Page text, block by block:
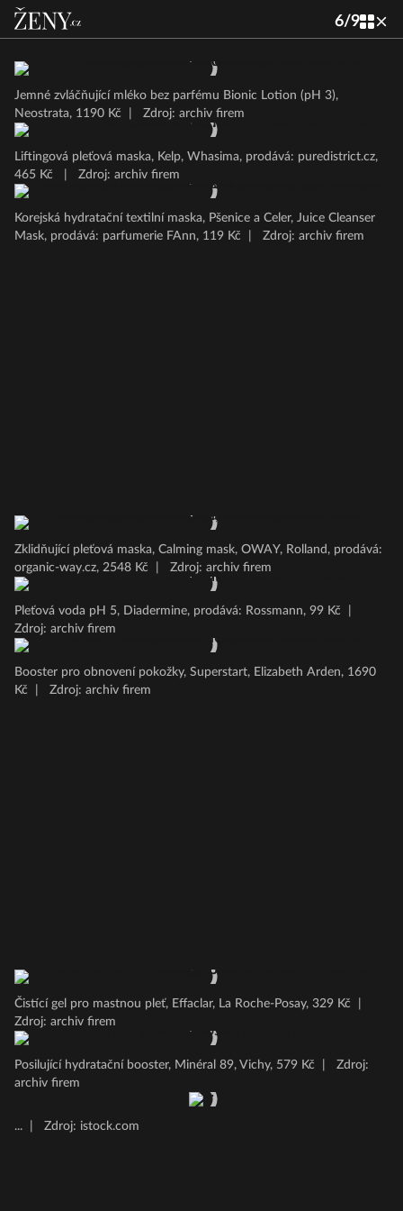
6/9
Jemné zvláčňující mléko bez parfému Bionic Lotion (pH 3),
Neostrata, 1190 Kč
Zdroj: archiv firem
Liftingová pleťová maska, Kelp, Whasima, prodává: puredistrict.cz,
465 Kč
Zdroj: archiv firem
Korejská hydratační textilní maska, Pšenice a Celer, Juice Cleanser
Mask, prodává: parfumerie FAnn, 119 Kč
Zdroj: archiv firem
Zklidňující pleťová maska, Calming mask, OWAY, Rolland, prodává:
organic-way.cz, 2548 Kč
Zdroj: archiv firem
Pleťová voda pH 5, Diadermine, prodává: Rossmann, 99 Kč
Zdroj: archiv firem
Booster pro obnovení pokožky, Superstart, Elizabeth Arden, 1690
Kč
Zdroj: archiv firem
Čistící gel pro mastnou pleť, Effaclar, La Roche-Posay, 329 Kč
Zdroj: archiv firem
Posilující hydratační booster, Minéral 89, Vichy, 579 Kč
Zdroj:
archiv firem
... Zdroj: istock.com